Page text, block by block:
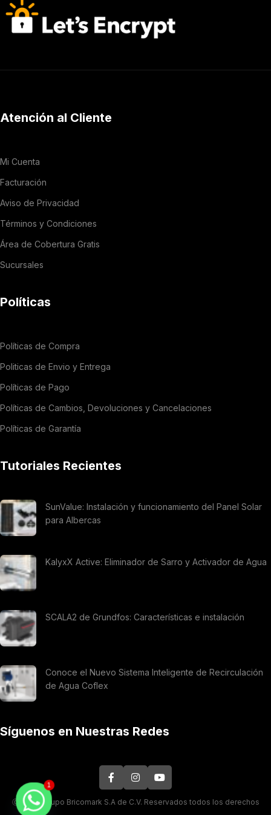
Atención al Cliente
Mi Cuenta
Facturación
Aviso de Privacidad
Términos y Condiciones
Área de Cobertura Gratis
Sucursales
Políticas
Políticas de Compra
Politicas de Envio y Entrega
Políticas de Pago
Políticas de Cambios, Devoluciones y Cancelaciones
Políticas de Garantía
Tutoriales Recientes
SunValue: Instalación y funcionamiento del Panel Solar
para Albercas
KalyxX Active: Eliminador de Sarro y Activador de Agua
SCALA2 de Grundfos: Características e instalación
Conoce el Nuevo Sistema Inteligente de Recirculación
de Agua Coflex
Síguenos en Nuestras Redes
Ⓒ 2026. Grupo Bricomark S.A de C.V. Reservados todos los derechos
1